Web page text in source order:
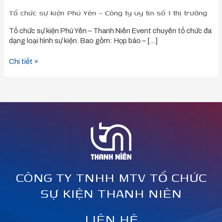
Tổ chức sự kiện Phú Yên – Công ty uy tín số 1 thị trường
Tổ chức sự kiện Phú Yên – Thanh Niên Event chuyên tổ chức đa
dạng loại hình sự kiện. Bao gồm: Họp báo – […]
Chi tiết »
CÔNG TY TNHH MTV TỔ CHỨC
SỰ KIỆN THANH NIÊN